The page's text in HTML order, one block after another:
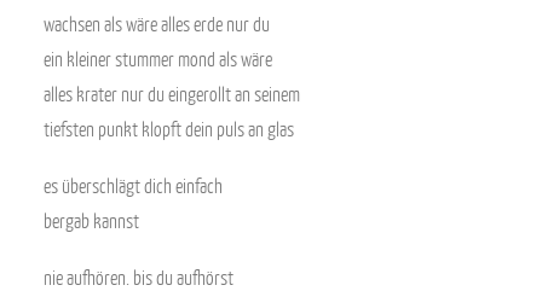
wachsen als wäre alles erde nur du
ein kleiner stummer mond als wäre
alles krater nur du eingerollt an seinem
tiefsten punkt klopft dein puls an glas
es überschlägt dich einfach
bergab kannst
nie aufhören. bis du aufhörst